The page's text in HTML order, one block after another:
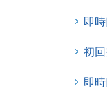
即
初
即